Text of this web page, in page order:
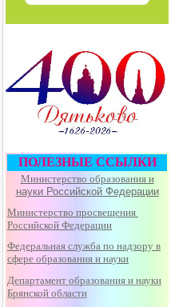
ПОЛЕЗНЫЕ ССЫЛКИ
Министерство образования и
науки Российской Федерации
Министерство просвещения
Российской Федерации
Федеральная служба по надзору в
сфере образования и науки
Департамент образования и науки
Брянской области